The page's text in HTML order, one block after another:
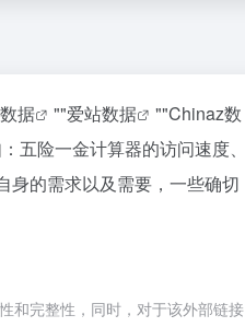
据 ""爱站数据 ""Chinaz数
五险一金计算器的访问速度、
身的需求以及需要，一些确切
和完整性，同时，对于该外部链接